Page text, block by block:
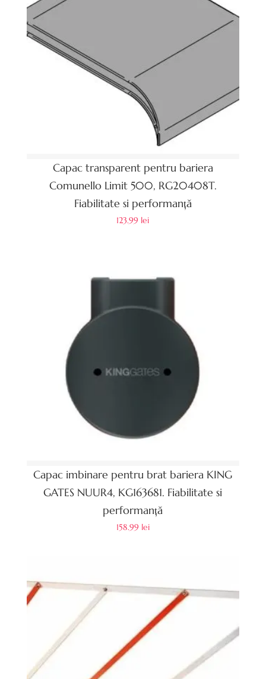
Capac transparent pentru bariera
Comunello Limit 500, RG20408T.
Fiabilitate si performanță
123.99 lei
Capac imbinare pentru brat bariera KING
GATES NUUR4, KG163681. Fiabilitate si
performanță
158.99 lei